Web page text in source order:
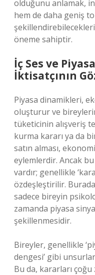
olduğunu anlamak,
hem de daha geniş
öneme sahiptir.
İç Ses ve
İktisatçının
Piyasa dinamikleri,
oluşturur ve
tüketicinin alışveriş
kurma kararı ya da
satın alması,
eylemlerdir. Ancak
vardır; genellikle
özdeşleştirilir.
sadece bireyin
zamanda piyasa
şekillenmesidir.
Bireyler, genellikle
dengesi’ gibi
Bu da, kararları